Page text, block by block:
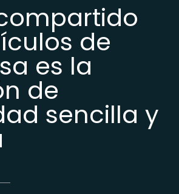
de
es la
de
sencilla y